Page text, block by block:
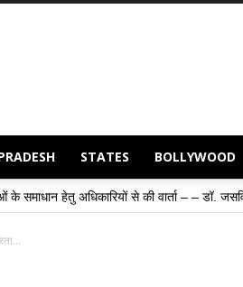
STATES BOLLYWOOD
से की वार्ता – – डॉ. जसविंदर सिंह गोगी »